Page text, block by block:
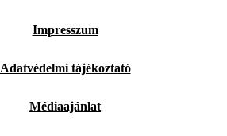
Impresszum
Adatvédelmi tájékoztató
Médiaajánlat